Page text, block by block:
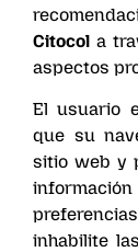
Citocol a
aspectos
El usuario
que su
sitio web y
inhabilite